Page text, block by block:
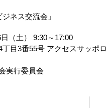
ネス交流会」
（土） 9:30～17:00
目3番55号 アクセスサッポロ
実行委員会